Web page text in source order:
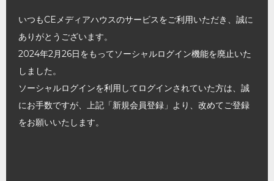
いつもCEメディアハウスのサービスをご利用いただき、誠に
ありがとうございます。
2024年2月26日をもってソーシャルログイン機能を廃止いた
しました。
ソーシャルログインを利用してログインされていた方は、誠
にお手数ですが、上記「新規会員登録」より、改めてご登録
をお願いいたします。